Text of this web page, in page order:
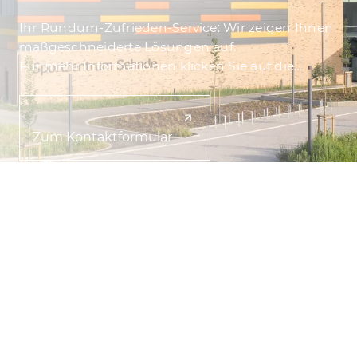
Ihr Rundum-Zufrieden-Service: Wir zeigen Ihnen
maßgeschneiderte Lösungen auf.
Für mehr Informationen klicken Sie auf die
Flächen unten oder schreiben Sie uns über das
Kontaktformular.
Zum Kontaktformular